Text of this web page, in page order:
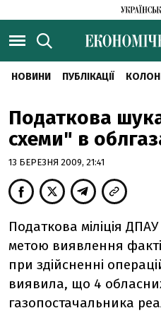
НОВИНИ ПУБЛІКАЦІЇ
Податкова
схеми" в
13 БЕРЕЗНЯ 2009, 21:41
Податкова міліція
метою виявлення
при здійсненні
виявила, що 4 обласних
газопостачальника